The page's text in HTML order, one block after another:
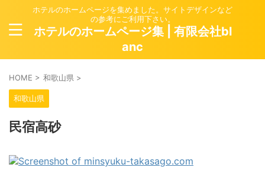
ホテルのホームページを集めました。サイトデザインなど
の参考にご利用下さい。
ホテルのホームページ集 | 有限会社bl
anc
HOME > 和歌山県 >
和歌山県
民宿高砂